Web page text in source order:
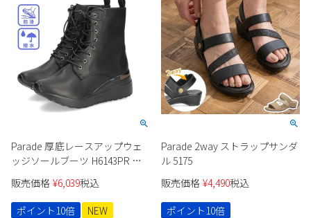
Parade 厚底レースアップウェ
ッジソールブーツ H6143PR レ
ディース
販売価格 ¥6,039税込
ポイント10倍
NEW
Parade 2way ストラップサンダ
ル 5175
販売価格 ¥4,490税込
ポイント10倍